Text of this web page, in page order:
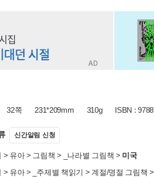
32쪽 231*209mm 310g ISBN :
신간알림 신청
> 유아> 그림책 > _나라별 그림책 > 미국
> 유아> _주제별 책읽기 > 계절/명절 그림책 >